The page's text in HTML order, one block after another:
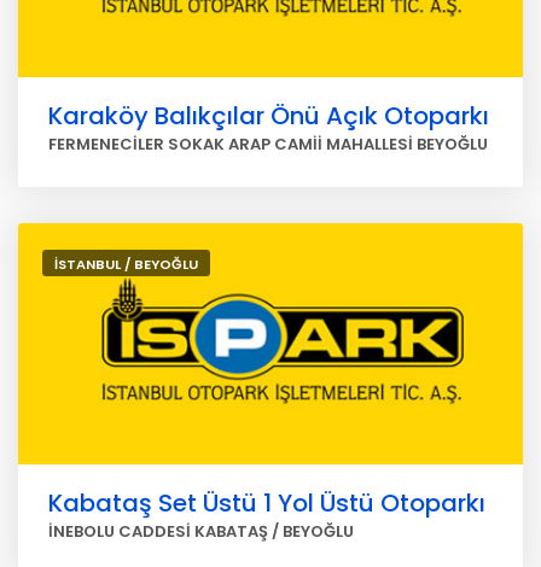
Karaköy Balıkçılar Önü Açık Otoparkı
FERMENECİLER SOKAK ARAP CAMİİ MAHALLESİ BEYOĞLU
İSTANBUL / BEYOĞLU
Kabataş Set Üstü 1 Yol Üstü Otoparkı
İNEBOLU CADDESİ KABATAŞ / BEYOĞLU